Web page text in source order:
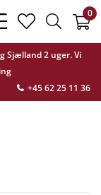
Sjælland 2 uger. Vi
+45 62 25 11 36
bars
light
heart
light
search
light
0